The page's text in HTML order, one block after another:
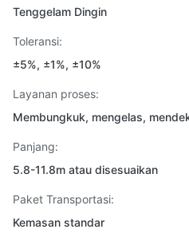
Tenggelam Dingin
Toleransi:
±5%, ±1%, ±10%
Layanan proses:
Membungkuk, mengelas,
Panjang:
5.8-11.8m atau disesuaikan
Paket Transportasi:
Kemasan standar